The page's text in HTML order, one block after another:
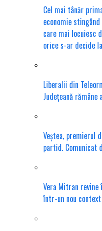
Cel mai tânăr
economie
care mai locuiesc
orice s-ar decide
Liberalii din
Județeană
Veștea, premierul
partid. Comunicat
Vera Mitran
într-un nou